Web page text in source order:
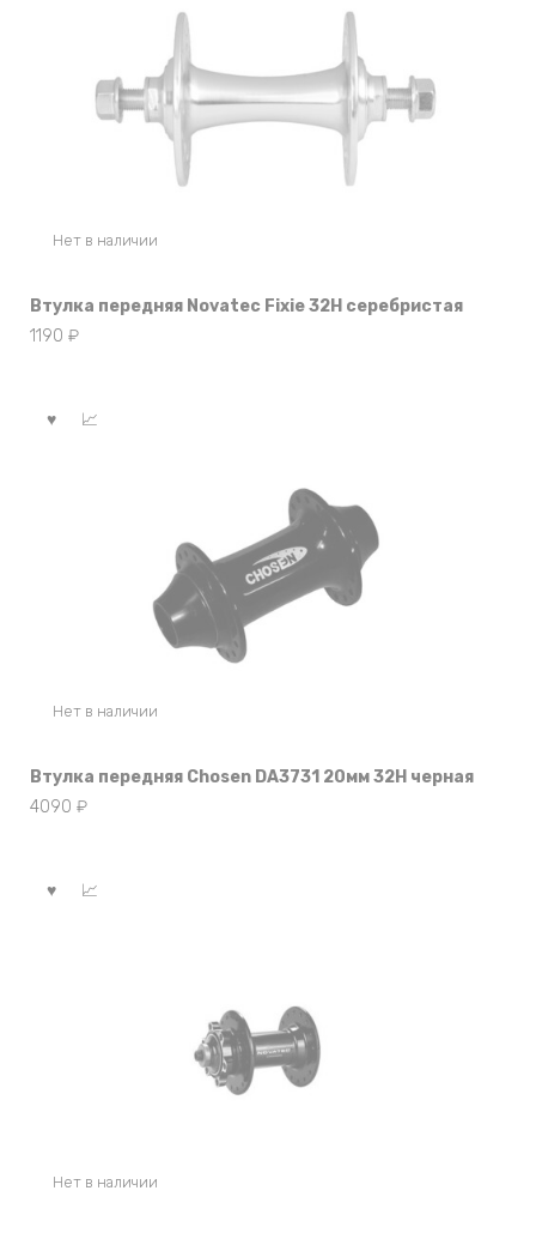
Нет в наличии
Втулка передняя Novatec Fixie 32Н серебристая
1190 ₽
Нет в наличии
Втулка передняя Chosen DA3731 20мм 32Н черная
4090 ₽
Нет в наличии